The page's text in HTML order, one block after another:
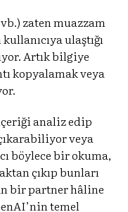
zaten muazzam
ulaştığı
Artık bilgiye
kopyalamak veya
analiz edip
veya
böylece bir okuma,
çıkıp bunları
bir partner hâline
temel